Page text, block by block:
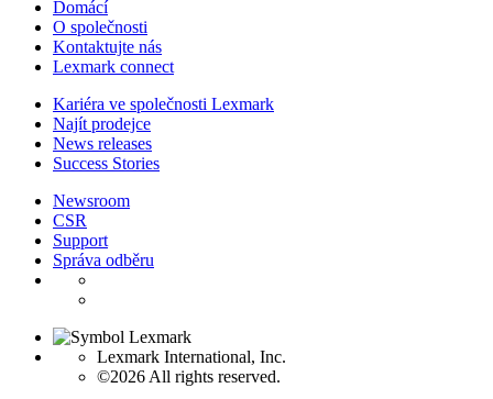
Domácí
O společnosti
Kontaktujte nás
Lexmark connect
Kariéra ve společnosti Lexmark
Najít prodejce
News releases
Success Stories
Newsroom
CSR
Support
Správa odběru
Lexmark International, Inc.
©2026 All rights reserved.